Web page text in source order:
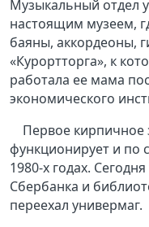
Музыкальный отдел
настоящим музеем,
баяны, аккордеоны,
«Курортторга», к
работала ее мама
экономического
Первое кирпичное
функционирует и по
1980-х годах.
Сбербанка и
переехал универмаг.